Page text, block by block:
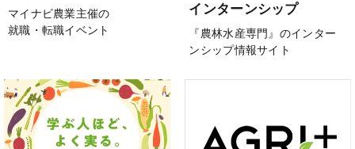
マイナビ農業主催の
就職・転職イベント
インターンシップ
『農林水産専門』のインター
ンシップ情報サイト